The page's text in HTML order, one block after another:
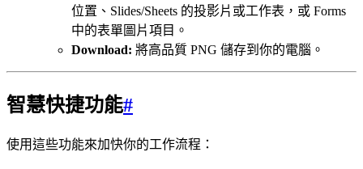
位置、Slides/Sheets 的投影片或工作表，或 Forms
中的表單圖片項目。
Download: 將高品質 PNG 儲存到你的電腦。
智慧快捷功能#
使用這些功能來加快你的工作流程：